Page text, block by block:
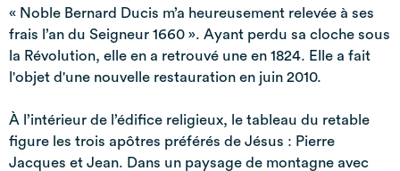
« Noble Bernard Ducis m’a heureusement relevée à ses
frais l’an du Seigneur 1660 ». Ayant perdu sa cloche sous
la Révolution, elle en a retrouvé une en 1824. Elle a fait
l'objet d'une nouvelle restauration en juin 2010.
À l’intérieur de l’édifice religieux, le tableau du retable
figure les trois apôtres préférés de Jésus : Pierre
Jacques et Jean. Dans un paysage de montagne avec